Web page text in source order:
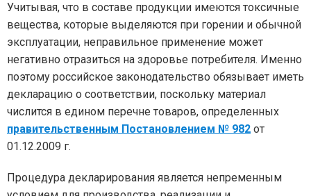
Учитывая, что в составе продукции имеются токсичные
вещества, которые выделяются при горении и обычной
эксплуатации, неправильное применение может
негативно отразиться на здоровье потребителя. Именно
поэтому российское законодательство обязывает иметь
декларацию о соответствии, поскольку материал
числится в едином перечне товаров, определенных
правительственным Постановлением № 982 от
01.12.2009 г.
Процедура декларирования является непременным